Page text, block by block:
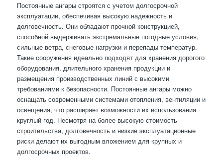
Постоянные ангары строятся с учетом долгосрочной
эксплуатации, обеспечивая высокую надежность и
долговечность. Они обладают прочной конструкцией,
способной выдерживать экстремальные погодные условия,
сильные ветра, снеговые нагрузки и перепады температур.
Такие сооружения идеально подходят для хранения дорогого
оборудования, длительного хранения продукции и
размещения производственных линий с высокими
требованиями к безопасности. Постоянные ангары можно
оснащать современными системами отопления, вентиляции и
освещения, что расширяет возможности их использования
круглый год. Несмотря на более высокую стоимость
строительства, долговечность и низкие эксплуатационные
риски делают их выгодным вложением для крупных и
долгосрочных проектов.